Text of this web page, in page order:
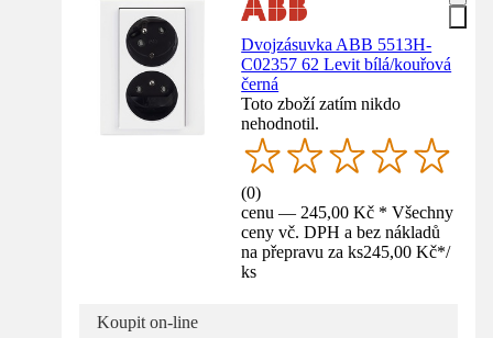
Dvojzásuvka ABB 5513H-
C02357 62 Levit bílá/kouřová
černá
Toto zboží zatím nikdo
nehodnotil.
(0)
cenu — 245,00 Kč * Všechny
ceny vč. DPH a bez nákladů
na přepravu za ks245,00 Kč*/
ks
Koupit on-line